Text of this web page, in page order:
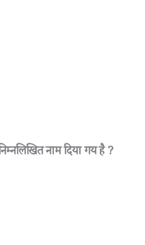
नाम दिया गय है ?